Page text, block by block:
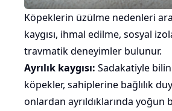
Köpeklerin üzülme nedenleri
kaygısı, ihmal edilme, sosyal
travmatik deneyimler bulunur.
Ayrılık kaygısı: Sadakatiyle
köpekler, sahiplerine bağlılık
onlardan ayrıldıklarında yoğun